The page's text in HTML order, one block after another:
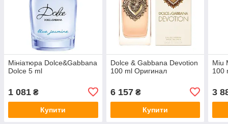
Мініатюра Dolce&Gabbana
Dolce 5 ml
1 081 ₴
Купити
Dolce & Gabbana Devotion
100 ml Оригинал
6 157₴
Купити
Miu
100
3